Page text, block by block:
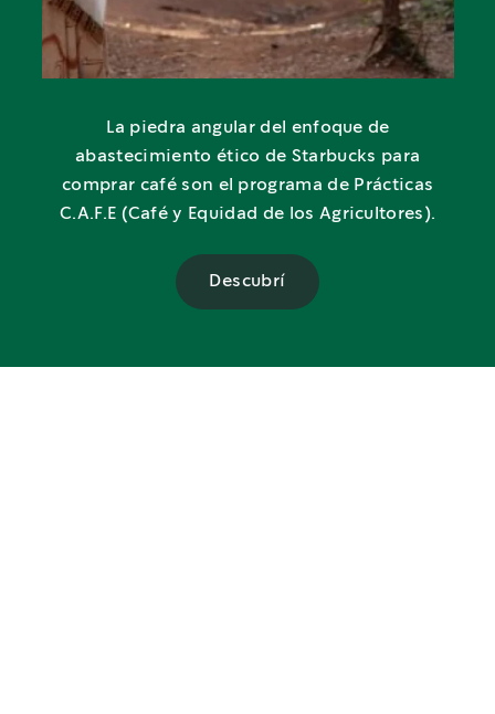
La piedra angular del enfoque de
abastecimiento ético de Starbucks para
comprar café son el programa de Prácticas
C.A.F.E (Café y Equidad de los Agricultores).
Descubrí